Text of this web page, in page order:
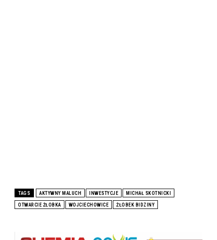
TAGS AKTYWNY MALUCH INWESTYCJE MICHAŁ SKOTNICKI
OTWARCIE ŻŁOBKA WOJCIECHOWICE ŻŁOBEK BIDZINY